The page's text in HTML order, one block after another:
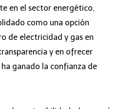
en el sector energético,
como una opción
de electricidad y gas en
y en ofrecer
ganado la confianza de